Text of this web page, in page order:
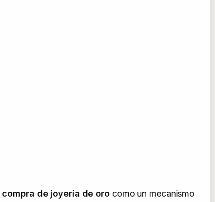
compra de joyería de orocomo un mecanismo